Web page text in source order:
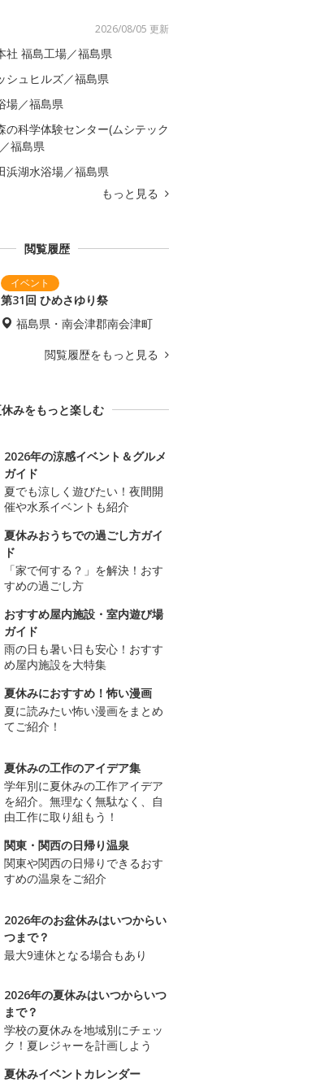
2026/08/05 更新
社 福島工場／福島県
シュヒルズ／福島県
場／福島県
の科学体験センター(ムシテック
福島県
浜湖水浴場／福島県
もっと見る
閲覧履歴
第31回 ひめさゆり祭
福島県・南会津郡南会津町
閲覧履歴をもっと見る
みをもっと楽しむ
2026年の涼感イベント＆グルメ
ガイド
夏でも涼しく遊びたい！夜間開
催や水系イベントも紹介
夏休みおうちでの過ごし方ガイ
ド
「家で何する？」を解決！おす
すめの過ごし方
おすすめ屋内施設・室内遊び場
ガイド
雨の日も暑い日も安心！おすす
め屋内施設を大特集
夏休みにおすすめ！怖い漫画
夏に読みたい怖い漫画をまとめ
てご紹介！
夏休みの工作のアイデア集
学年別に夏休みの工作アイデア
を紹介。無理なく無駄なく、自
由工作に取り組もう！
関東・関西の日帰り温泉
関東や関西の日帰りできるおす
すめの温泉をご紹介
2026年のお盆休みはいつからい
つまで？
最大9連休となる場合もあり
2026年の夏休みはいつからいつ
まで？
学校の夏休みを地域別にチェッ
ク！夏レジャーを計画しよう
夏休みイベントカレンダー